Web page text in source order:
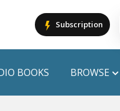
Subscription
Cart is empty
BOOKS BROWSE